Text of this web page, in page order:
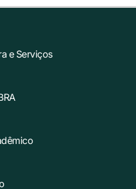
e Serviços